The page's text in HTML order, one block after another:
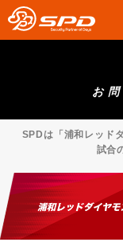
お
SPDは 「浦和レッド
試合